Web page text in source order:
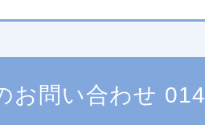
お問い合わせ